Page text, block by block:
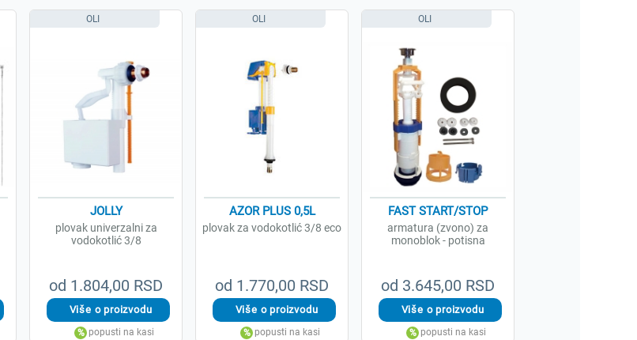
od 1.804,00 RSD
JOLLY
plovak univerzalni za
vodokotlić 3/8
OLI
od 1.770,00 RSD
AZOR PLUS 0,5L
plovak za vodokotlić 3/8 eco
OLI
od 3.645,00 RSD
FAST START/STOP
armatura (zvono) za
monoblok - potisna
OLI